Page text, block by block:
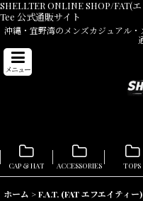
SHELLTER ONLINE SHOP/FAT(
Tee 公式通販サイト
沖縄・宜野湾のメンズカジュアル
メニュー
CAP & HAT ACCESSORIES TOPS
ホーム >F.A.T. (FAT エフエイティー)